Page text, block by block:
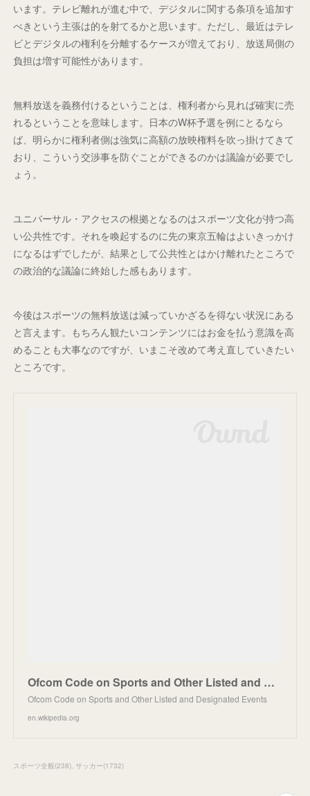
います。テレビ離れが進む中で、デジタルに関する条項を追加す
べきという主張は的を射てるかと思います。ただし、最近はテレ
ビとデジタルの権利を分離するケースが増えており、放送局側の
負担は増す可能性があります。
無料放送を義務付けるということは、権利者から見れば確実に売
れるということを意味します。日本のW杯予選を例にとるなら
ば、明らかに権利者側は強気に高額の放映権料を吹っ掛けてきて
おり、こういう交渉事を防ぐことができるのかは議論が必要でし
ょう。
ユニバーサル・アクセスの根拠となるのはスポーツ文化が持つ高
い公共性です。それを喚起するのに先の東京五輪はよいきっかけ
になるはずでしたが、結果として公共性とはかけ離れたところで
の政治的な議論に終始した感もあります。
今後はスポーツの無料放送は減っていかざるを得ない状況にある
と言えます。もちろん観たいコンテンツにはお金を払う意識を高
めることも大事なのですが、いまこそ改めて考え直していきたい
ところです。
Ofcom Code on Sports and Other Listed and Designated Events - Wikipedia
Ofcom Code on Sports and Other Listed and Designated Events
en.wikipedia.org
スポーツ全般(238) サッカー(1732)